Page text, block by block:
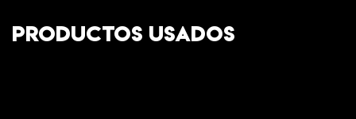
Productos usados